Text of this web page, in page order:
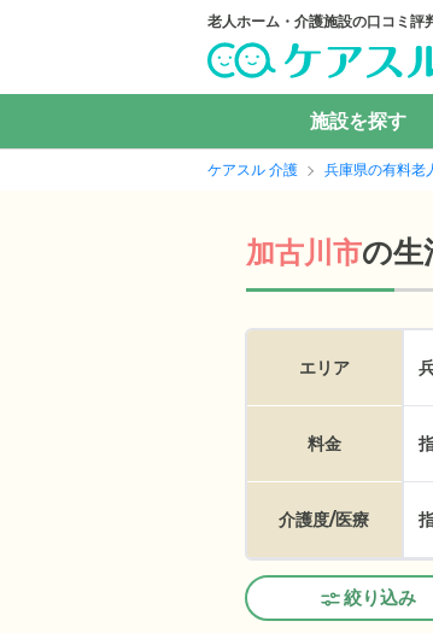
老人ホーム・介護施設の口コミ評
施設を探す
ケアスル 介護 兵庫県の有料老
加古川市の生
エリア
料金
介護度/医療
絞り込み